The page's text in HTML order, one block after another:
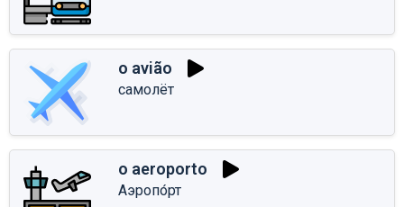
o avião
самолёт
o aeroporto
Аэропо́рт